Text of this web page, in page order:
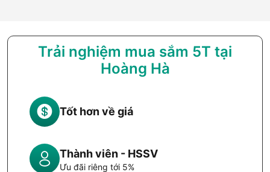
Trải nghiệm mua sắm 5T tại
Hoàng Hà
Tốt hơn về giá
Thành viên - HSSV
Ưu đãi riêng tới 5%